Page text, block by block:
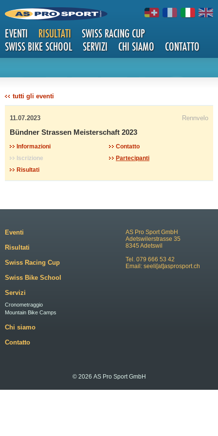
EVENTI RISULTATI
SWISS RACING CUP
SWISS BIKE SCHOOL
SERVIZI CHI SIAMO CONTATTO
DETTAG
LI
tutti gli eventi
11.07.2023 Rennvelo
Bündner Strassen Meisterschaft 2023
Informazioni
Contatto
Iscrizione
Partecipanti
Risultati
AS Pro Sport GmbH
Adetswilerstrasse 35
8345 Adetswil
Tel. 079 666 53 42
Email: seeli[at]asprosport.ch
Eventi
Risultati
Swiss Racing Cup
Swiss Bike School
Servizi
Cronometraggio
Mountain Bike Camps
Chi siamo
Contatto
© 2026 AS Pro Sport GmbH